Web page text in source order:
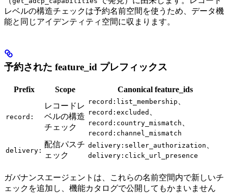
レベルの構造チェックは予約名前空間を使うため、データ機
能と同じアイデンティティ空間に収まります。
予約された feature_id プレフィックス
Prefix Scope Canonical feature_ids
record:
レコードレ
ベルの構造
チェック
record:list_membership
record:excluded
record:country_mismatch
record:channel_mismatch
delivery:
配信パスチ
ェック
delivery:seller_authorization
delivery:click_url_presence
ガバナンスエージェントは、これらの名前空間内で新しいチ
ェックを追加し、機能カタログで公開してもかまいません